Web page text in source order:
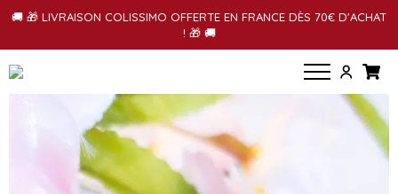
🚚 🎁 LIVRAISON COLISSIMO OFFERTE EN FRANCE DÈS 70€ D'ACHAT
! 🎁 🚚